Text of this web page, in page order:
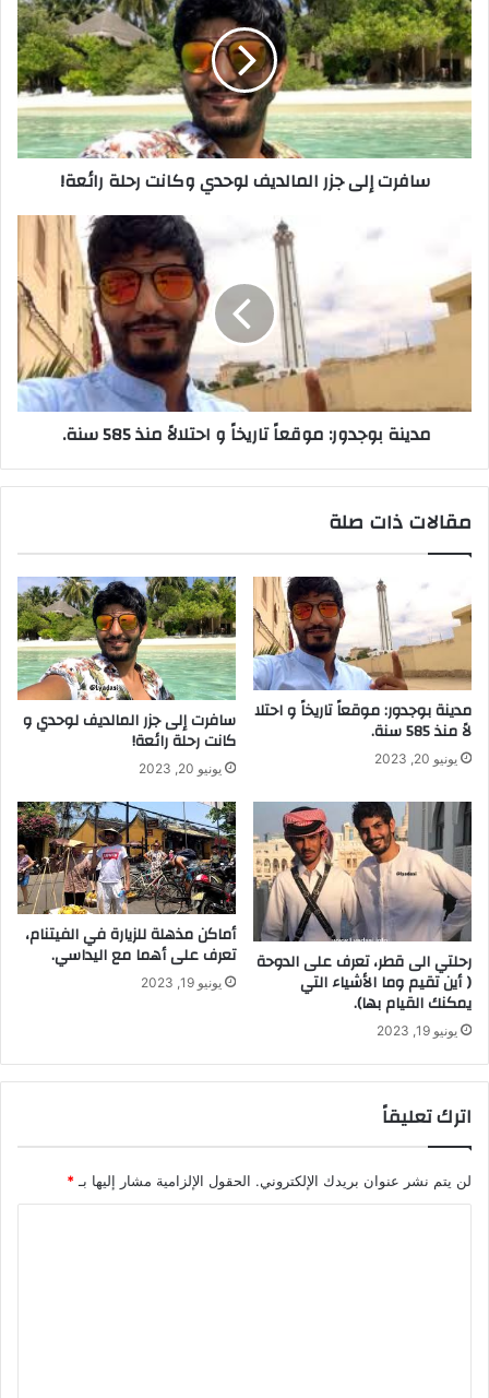
سافرت إلى جزر المالديف لوحدي وكانت رحلة رائعة!
مدينة بوجدور: موقعاً تاريخاً و احتلالاً منذ 585 سنة.
مقالات ذات صلة
مدينة بوجدور: موقعاً تاريخاً و احتلا
لاً منذ 585 سنة.
يونيو 20, 2023
سافرت إلى جزر المالديف لوحدي و
كانت رحلة رائعة!
يونيو 20, 2023
رحلتي الى قطر، تعرف على الدوحة
( أين تقيم وما الأشياء التي
يمكنك القيام بها).
يونيو 19, 2023
أماكن مذهلة للزيارة في الفيتنام،
تعرف على أهما مع اليداسي.
يونيو 19, 2023
اترك تعليقاً
لن يتم نشر عنوان بريدك الإلكتروني. الحقول الإلزامية مشار إليها بـ *